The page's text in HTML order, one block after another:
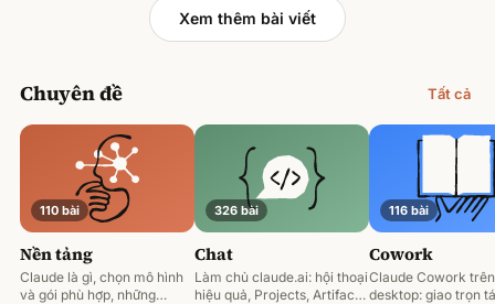
Xem thêm bài viết
Chuyên đề Tất cả
110 bài
Nền tảng
Claude là gì, chọn mô hình
và gói phù hợp, những
326 bài
Chat
Làm chủ claude.ai: hội thoại
hiệu quả, Projects, Artifacts
116 bài
Cowork
Claude Cowork trên
desktop: giao trọn